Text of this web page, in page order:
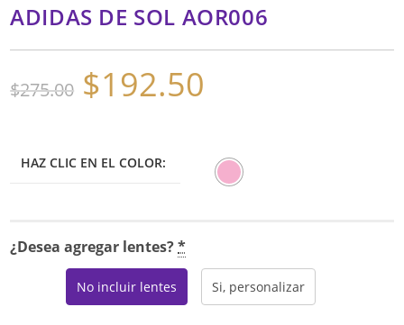
ADIDAS DE SOL AOR006
$275.00
El
precio
original
$192.50
HAZ CLIC EN EL COLOR:
¿Desea agregar lentes?*
No incluir lentes Si, personalizar